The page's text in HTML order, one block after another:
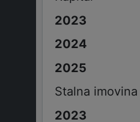
Stalna imovina